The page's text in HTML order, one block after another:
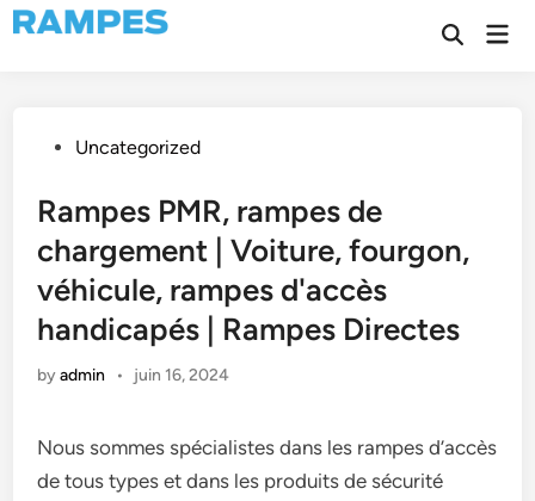
Skip
to
Open
PostedUncategorized
Rampes PMR, rampes de
chargement | Voiture, fourgon,
véhicule, rampes d'accès
handicapés | Rampes Directes
byadmin • juin 16, 2024
Nous sommes spécialistes dans les rampes d’accès
de tous types et dans les produits de sécurité